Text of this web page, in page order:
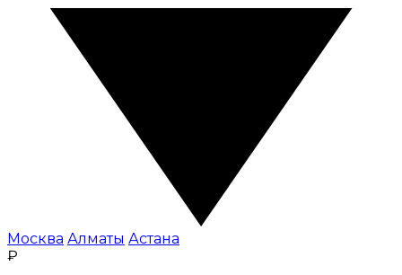
Москва Алматы Астана
₽